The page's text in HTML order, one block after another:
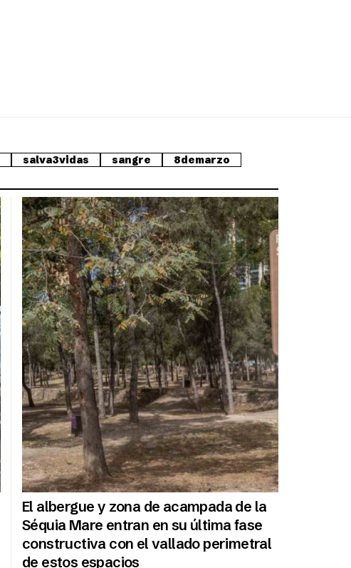
salva3vidas sangre
8demarzo
El albergue y zona de acampada de la
Séquia Mare entran en su última fase
constructiva con el vallado perimetral
de estos espacios